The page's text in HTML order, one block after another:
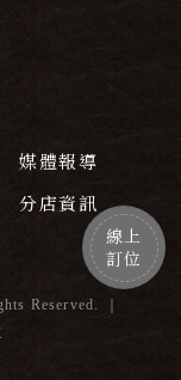
媒體報導
分店資訊
Reserved. ｜
線上
訂位